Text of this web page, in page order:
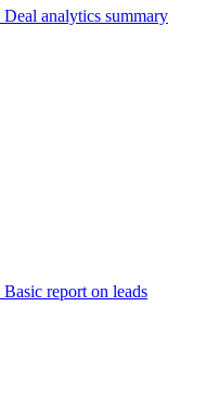
Deal analytics summary
Basic report on leads